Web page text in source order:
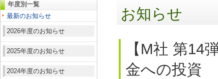
年度別一覧
最新のお知らせ
2026年度のお知らせ
2025年度のお知らせ
2024年度のお知らせ
お知らせ
【M社 第14
金への投資